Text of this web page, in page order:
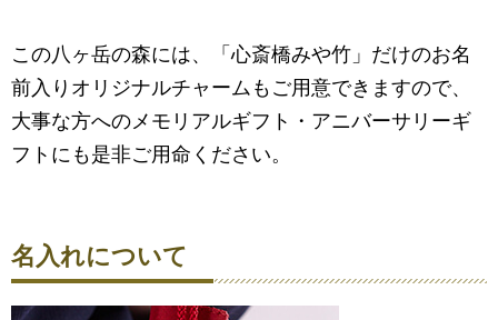
この八ヶ岳の森には、「心斎橋みや竹」だけのお名
前入りオリジナルチャームもご用意できますので、
大事な方へのメモリアルギフト・アニバーサリーギ
フトにも是非ご用命ください。
名入れについて